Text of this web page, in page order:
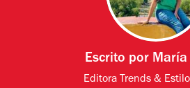
Escrito por María
Editora Trends &